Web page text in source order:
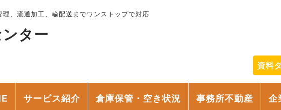
、流通加工、輸配送までワンストップで対応
ター
資料
サービス紹介 倉庫保管・空き状況 事務所不動産 企